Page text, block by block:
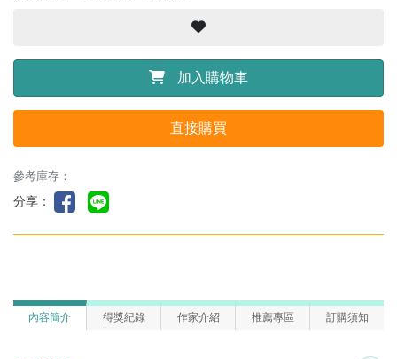
加入購物車
直接購買
參考庫存：
分享：
內容簡介 得獎紀錄 作家介紹 推薦專區 訂購須知